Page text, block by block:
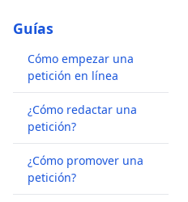
Guías
Cómo empezar una
petición en línea
¿Cómo redactar una
petición?
¿Cómo promover una
petición?